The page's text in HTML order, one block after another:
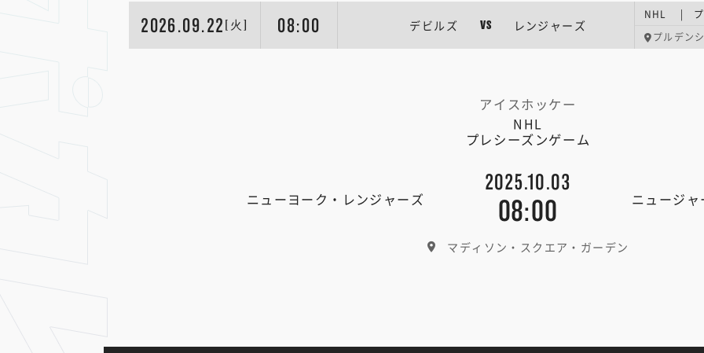
2026.09.22 [火] 08:00 デビルズ VS レンジャーズ
NHL | プ
プルデン
アイスホッケー
NHL
プレシーズンゲーム
ニューヨーク・レンジャーズ
2025.10.03
08:00 ニュージ
マディソン・スクエア・ガーデン